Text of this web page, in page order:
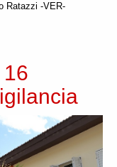
Ratazzi -VER-